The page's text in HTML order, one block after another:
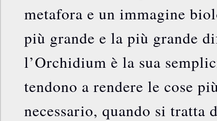
metafora e un immagine
più grande e la più grande
l’Orchidium è la sua
tendono a rendere le cose
necessario, quando si tratta